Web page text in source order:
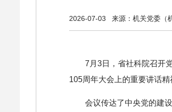
2026-07-03 来源：机关党委（
7月3日，省社科院召开
105周年大会上的重要讲话
会议传达了中央党的建